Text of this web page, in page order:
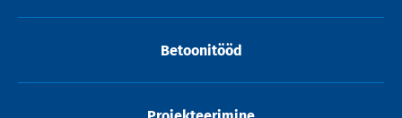
Betoonitööd